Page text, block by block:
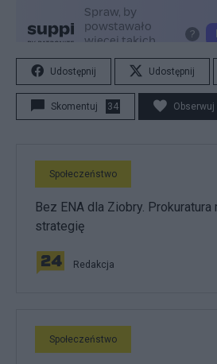
Udostępnij Udostępnij
Skomentuj 34 Obserwuj
Społeczeństwo
Bez ENA dla Ziobry.
strategię
Redakcja
Społeczeństwo